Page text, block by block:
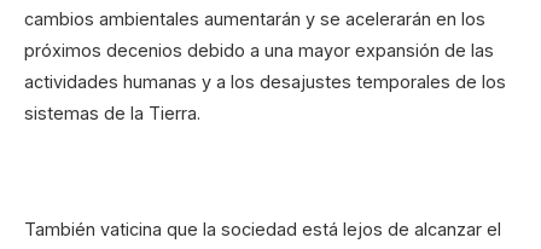
cambios ambientales aumentarán y se acelerarán en los
próximos decenios debido a una mayor expansión de las
actividades humanas y a los desajustes temporales de los
sistemas de la Tierra.
También vaticina que la sociedad está lejos de alcanzar el